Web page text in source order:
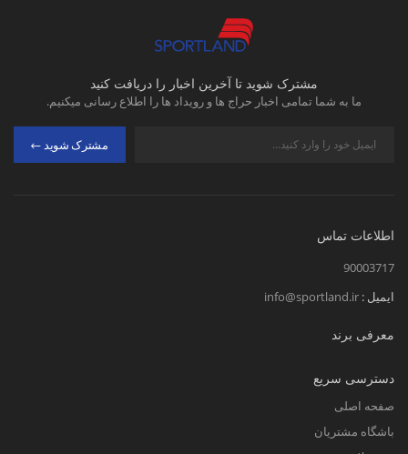
مشترک شوید تا آخرین اخبار را دریافت کنید
ما به شما تمامی اخبار حراج ها و رویداد ها را اطلاع رسانی میکنیم.
مشترک شوید
اطلاعات تماس
90003717
ایمیل : info@sportland.ir
معرفی برند
دسترسی سریع
صفحه اصلی
باشگاه مشتریان